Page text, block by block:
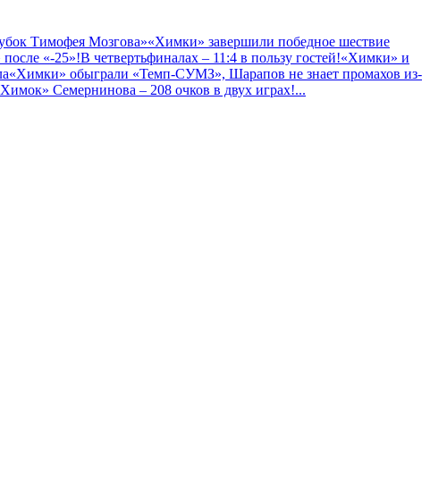
Тимофея Мозгова»«Химки» завершили победное шествие
«-25»!В четвертьфиналах – 11:4 в пользу гостей!«Химки» и
«Химки» обыграли «Темп-СУМЗ», Шарапов не знает промахов из-
Семернинова – 208 очков в двух играх!...